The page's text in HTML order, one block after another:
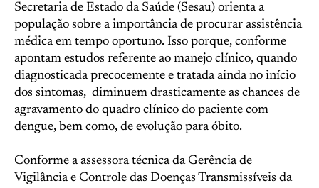
Secretaria de Estado da Saúde (Sesau) orienta a
população sobre a importância de procurar assistência
médica em tempo oportuno. Isso porque, conforme
apontam estudos referente ao manejo clínico, quando
diagnosticada precocemente e tratada ainda no início
dos sintomas, diminuem drasticamente as chances de
agravamento do quadro clínico do paciente com
dengue, bem como, de evolução para óbito.
Conforme a assessora técnica da Gerência de
Vigilância e Controle das Doenças Transmissíveis da